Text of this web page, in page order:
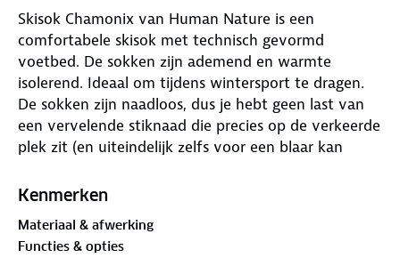
Skisok Chamonix van Human Nature is een
comfortabele skisok met technisch gevormd
voetbed. De sokken zijn ademend en warmte
isolerend. Ideaal om tijdens wintersport te dragen.
De sokken zijn naadloos, dus je hebt geen last van
een vervelende stiknaad die precies op de verkeerde
plek zit (en uiteindelijk zelfs voor een blaar kan
katoen, 14% polyamide, 2% elastaan
Kenmerken
Materiaal & afwerking
Functies & opties